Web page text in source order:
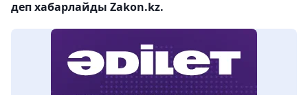
деп хабарлайды Zakon.kz.